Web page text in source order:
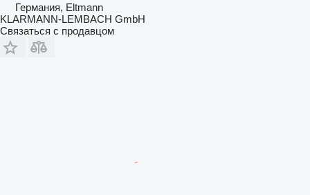
Германия, Eltmann
KLARMANN-LEMBACH GmbH
Связаться с продавцом